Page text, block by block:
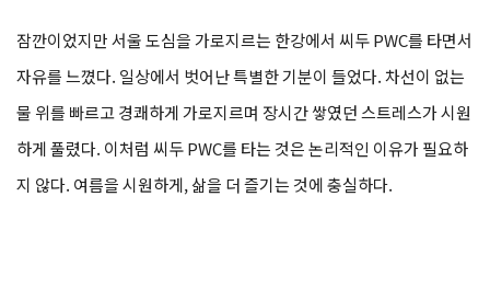
잠깐이었지만 서울 도심을 가로지르는 한강에서 씨두 PWC를 타면서
자유를 느꼈다. 일상에서 벗어난 특별한 기분이 들었다. 차선이 없는
물 위를 빠르고 경쾌하게 가로지르며 장시간 쌓였던 스트레스가 시원
하게 풀렸다. 이처럼 씨두 PWC를 타는 것은 논리적인 이유가 필요하
지 않다. 여름을 시원하게, 삶을 더 즐기는 것에 충실하다.